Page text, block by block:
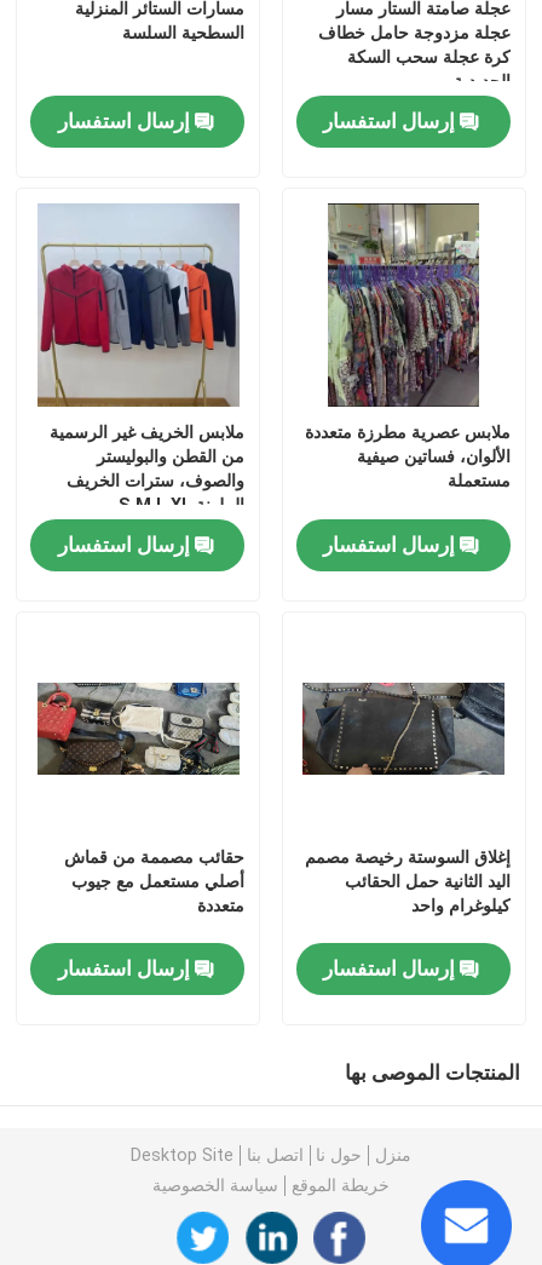
منزل
منتجات
معلومات عنا
جولة في المعمل
رقابة جودة
اتصل بنا
اطلب اقتباس
ملابس الاطفال الابتدائية
مستعملة أحذية عالية الجودة
حقائب اليد الثانية
أحذية أطفال مستعملة
ملابس الخريف عارضة
قمصان رجالي موديل جديد
عجلة صامتة الستار مسار
عجلة مزدوجة حامل خطاف
كرة عجلة سحب السكة
الحديدية
إرسال استفسار
مسارات الستائر المنزلية
السطحية السلسة
إرسال استفسار
ملابس عصرية مطرزة متعددة
الألوان، فساتين صيفية
مستعملة
إرسال استفسار
ملابس الخريف غير الرسمية
من القطن والبوليستر
والصوف، سترات الخريف
الملونة S M L XL
إرسال استفسار
إغلاق السوستة رخيصة مصمم
اليد الثانية حمل الحقائب
كيلوغرام واحد
إرسال استفسار
حقائب مصممة من قماش
أصلي مستعمل مع جيوب
متعددة
إرسال استفسار
المنتجات الموصى بها
منزل حول نا اتصل بنا
Desktop Site
خريطة الموقع
سياسة الخصوصية